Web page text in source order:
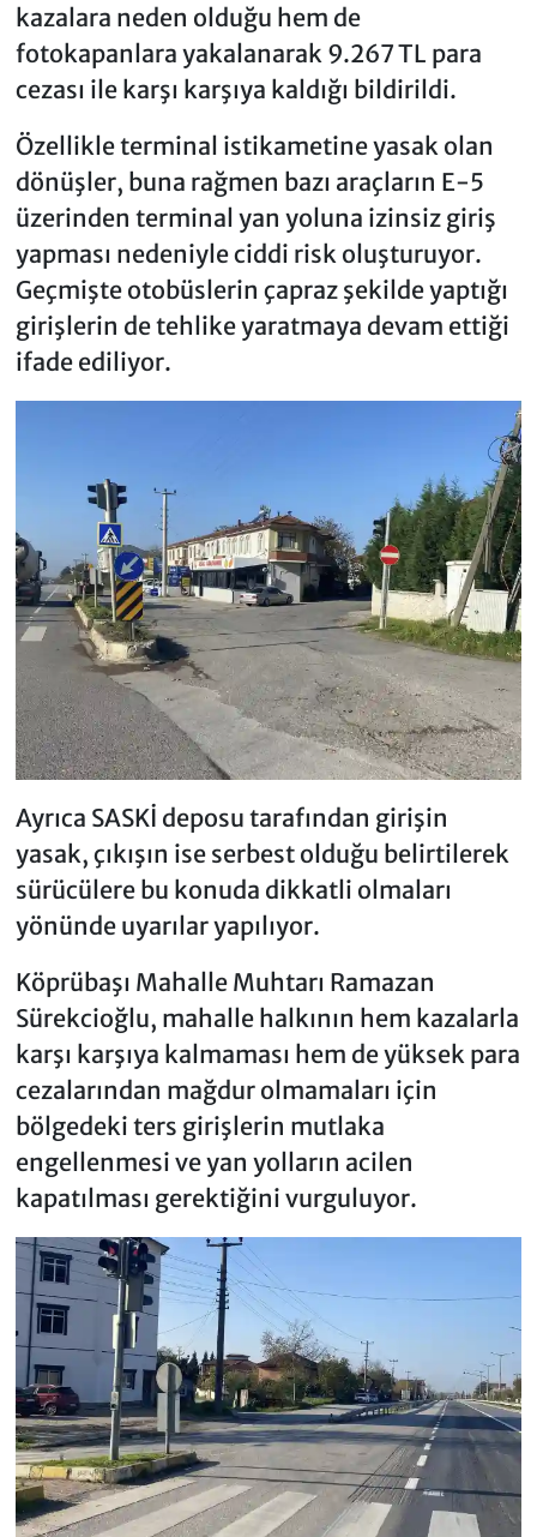
kazalara neden olduğu hem de
fotokapanlara yakalanarak 9.267 TL para
cezası ile karşı karşıya kaldığı bildirildi.
Özellikle terminal istikametine yasak olan
dönüşler, buna rağmen bazı araçların E-5
üzerinden terminal yan yoluna izinsiz giriş
yapması nedeniyle ciddi risk oluşturuyor.
Geçmişte otobüslerin çapraz şekilde yaptığı
girişlerin de tehlike yaratmaya devam ettiği
ifade ediliyor.
Ayrıca SASKİ deposu tarafından girişin
yasak, çıkışın ise serbest olduğu belirtilerek
sürücülere bu konuda dikkatli olmaları
yönünde uyarılar yapılıyor.
Köprübaşı Mahalle Muhtarı Ramazan
Sürekcioğlu, mahalle halkının hem kazalarla
karşı karşıya kalmaması hem de yüksek para
cezalarından mağdur olmamaları için
bölgedeki ters girişlerin mutlaka
engellenmesi ve yan yolların acilen
kapatılması gerektiğini vurguluyor.